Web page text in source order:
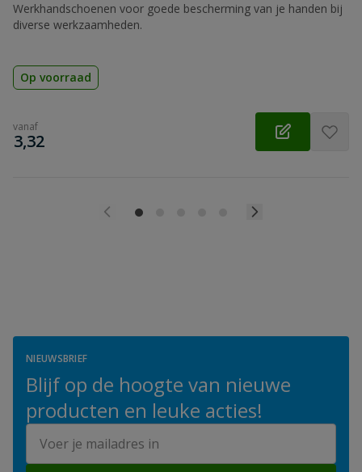
Werkhandschoenen voor goede bescherming van je handen bij
diverse werkzaamheden.
Op voorraad
vanaf
€
3,32
NIEUWSBRIEF
Blijf op de hoogte van nieuwe
producten en leuke acties!